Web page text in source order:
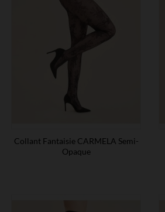
Collant Fantaisie CARMELA Semi-
Opaque